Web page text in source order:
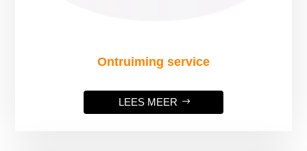
Ontruiming service
LEES MEER